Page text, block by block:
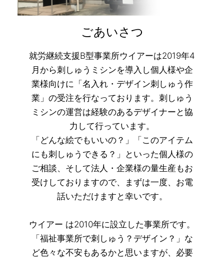
ごあいさつ
就労継続支援B型事業所ウイアーは2019年4
月から刺しゅうミシンを導入し個人様や企
業様向けに「名入れ・デザイン刺しゅう作
業」の受注を行なっております。刺しゅう
ミシンの運営は経験のあるデザイナーと協
力して行っています。
「どんな絵でもいいの？」「このアイテム
にも刺しゅうできる？」といった個人様の
ご相談、そして法人・企業様の量生産もお
受けしておりますので、まずは一度、お電
話いただけますと幸いです。
ウイアー は2010年に設立した事業所です。
「福祉事業所で刺しゅう？デザイン？」な
ど色々な不安もあるかと思いますが、必要